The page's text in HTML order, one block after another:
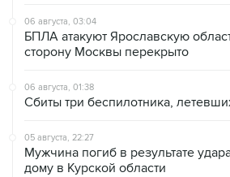
06 августа, 03:04
БПЛА атакуют Ярославскую
сторону Москвы перекрыто
06 августа, 01:38
Сбиты три беспилотника,
05 августа, 22:27
Мужчина погиб в результате
дому в Курской области